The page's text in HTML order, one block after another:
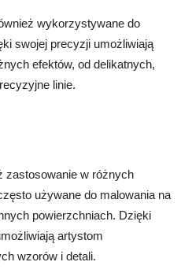
wykorzystywane do
swojej precyzji umożliwiają
efektów, od delikatnych,
linie.
zastosowanie w różnych
używane do malowania na
powierzchniach. Dzięki
artystom
wzorów i detali.